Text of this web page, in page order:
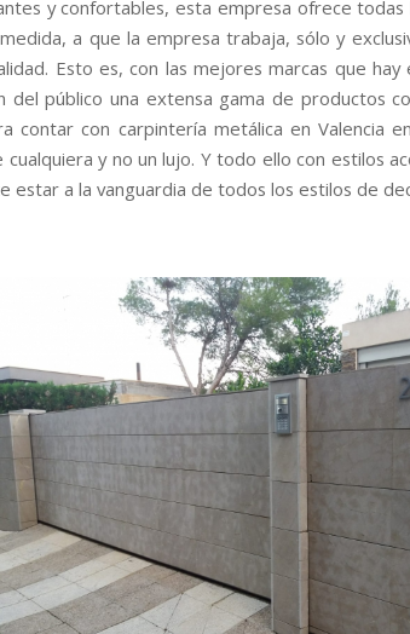
y confortables, esta empresa ofrece todas
a que la empresa trabaja, sólo y
Esto es, con las mejores marcas que
del público una extensa gama de productos
contar con carpintería metálica en Valencia
cualquiera y no un lujo. Y todo ello con estilos
estar a la vanguardia de todos los estilos de